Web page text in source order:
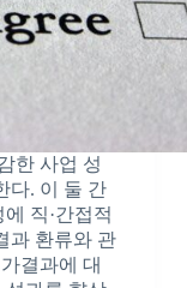
한 사업 성
다. 이 둘 간
직·간접적
과 환류와 관
결과에 대